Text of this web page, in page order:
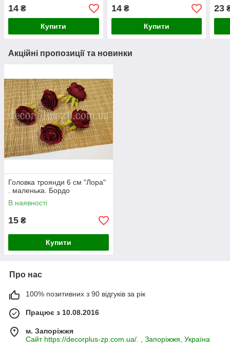
14 ₴
Купити
14₴
Купити
23
Акційні пропозиції та новинки
Головка троянди 6 см "Лора"
. маленька. Бордо
В наявності
15 ₴
Купити
Про нас
100% позитивних з 90 відгуків за рік
Працює з 10.08.2016
м. Запоріжжя
Сайт https://decorplus-zp.com.ua/. , Запоріжжя, Україна